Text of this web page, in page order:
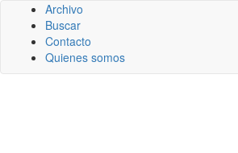
Archivo
Buscar
Contacto
Quienes somos